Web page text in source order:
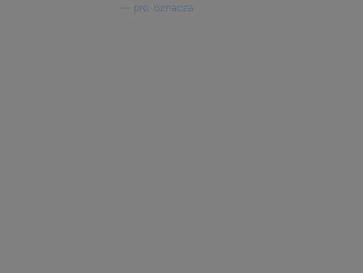
pro. oznacza